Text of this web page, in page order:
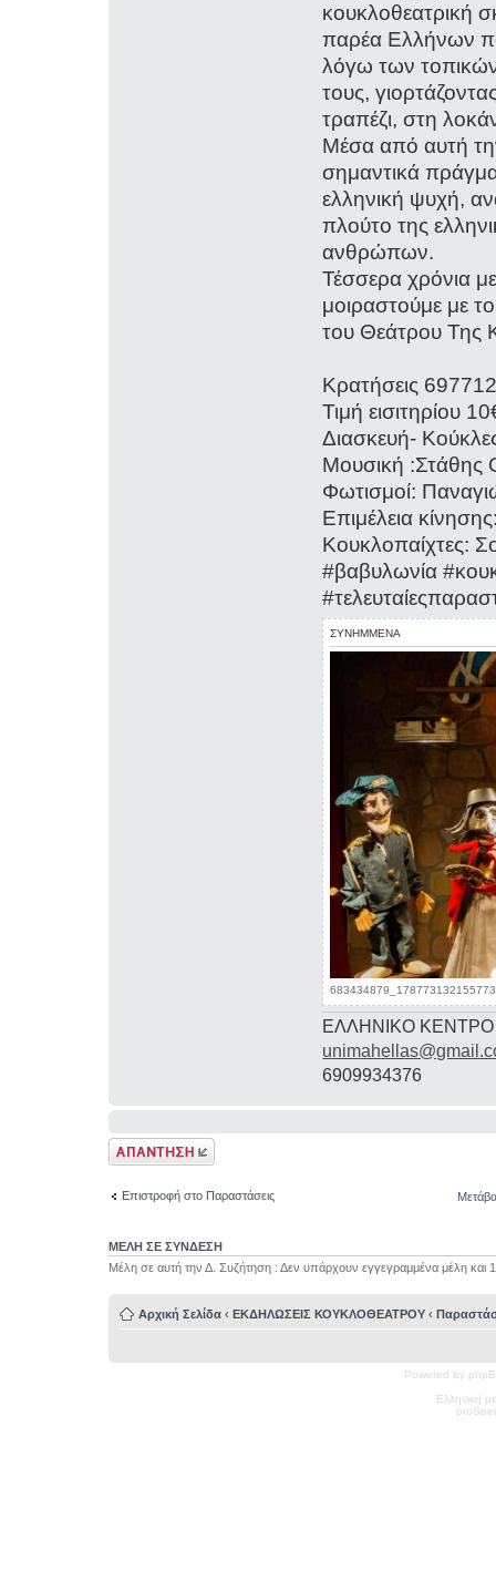
κουκλοθεατρική
παρέα Ελλήνων
λόγω των τοπικών
τους,
τραπέζι, στη
Μέσα από αυτή
σημαντικά
ελληνική ψυχή,
πλούτο της
ανθρώπων.
Τέσσερα χρόνια
μοιραστούμε με
του Θεάτρου Της
Κρατήσεις
Τιμή εισιτηρίου
Διασκευή-
Μουσική :Στάθης
Φωτισμοί:
Επιμέλεια
Κουκλοπαίχτες:
#βαβυλωνία
ΣΥΝΗΜΜΕΝΑ
ΕΛΛΗΝΙΚΟ
6909934376
Δημιουργία
απάντησης
Επιστροφή στο Παραστάσεις
ΜΕΛΗ ΣΕ ΣΥΝΔΕΣΗ
Μέλη σε αυτή την Δ. Συζήτηση : Δεν υπάρχουν εγγεγραμμένα μέλη και
Αρχική Σελίδα ‹ ΕΚΔΗΛΩΣΕΙΣ ΚΟΥΚΛΟΘΕΑΤΡΟΥ ‹
Powered by
Ελληνική
pro